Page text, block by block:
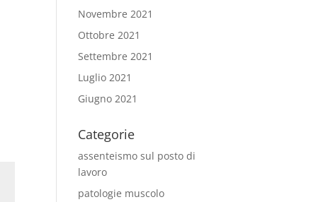
Novembre 2021
Ottobre 2021
Settembre 2021
Luglio 2021
Giugno 2021
Categorie
assenteismo sul posto di
lavoro
patologie muscolo